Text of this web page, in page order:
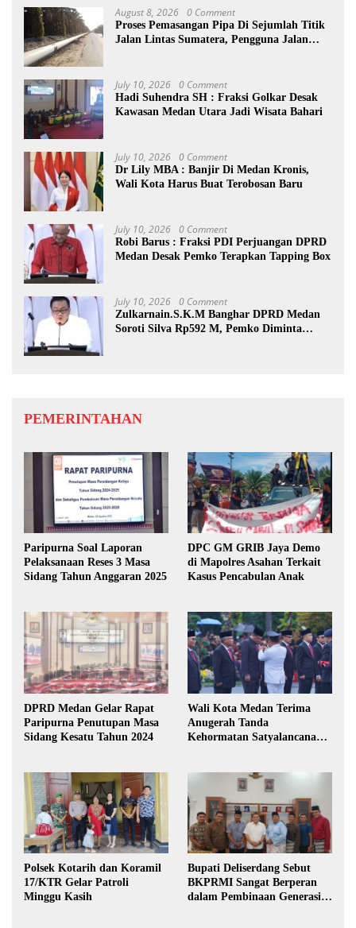
August 8, 2026 0 Comment
Proses Pemasangan Pipa Di Sejumlah Titik
Jalan Lintas Sumatera, Pengguna Jalan
July 10, 2026 0 Comment
Hadi Suhendra SH : Fraksi Golkar Desak
Kawasan Medan Utara Jadi Wisata Bahari
July 10, 2026 0 Comment
Dr Lily MBA : Banjir Di Medan Kronis,
Wali Kota Harus Buat Terobosan Baru
July 10, 2026 0 Comment
Robi Barus : Fraksi PDI Perjuangan DPRD
Medan Desak Pemko Terapkan Tapping Box
July 10, 2026 0 Comment
Zulkarnain.S.K.M Banghar DPRD Medan
Soroti Silva Rp592 M, Pemko Diminta
PEMERINTAHAN
Paripurna Soal Laporan
Pelaksanaan Reses 3 Masa
Sidang Tahun Anggaran 2025
DPC GM GRIB Jaya Demo
di Mapolres Asahan Terkait
Kasus Pencabulan Anak
DPRD Medan Gelar Rapat
Paripurna Penutupan Masa
Sidang Kesatu Tahun 2024
Wali Kota Medan Terima
Anugerah Tanda
Kehormatan Satyalancana
Polsek Kotarih dan Koramil
17/KTR Gelar Patroli
Minggu Kasih
Bupati Deliserdang Sebut
BKPRMI Sangat Berperan
dalam Pembinaan Generasi